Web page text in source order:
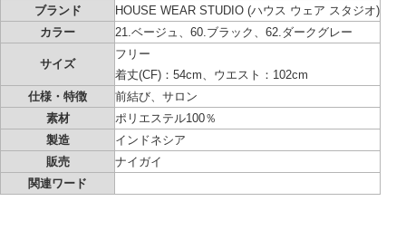
ブランド
HOUSE WEAR STUDIO (ハウス ウェア スタジオ)
カラー
21.ベージュ、60.ブラック、62.ダークグレー
サイズ
フリー
着丈(CF)：54cm、ウエスト：102cm
仕様・特徴
前結び、サロン
素材
ポリエステル100％
製造
インドネシア
販売
ナイガイ
関連ワード